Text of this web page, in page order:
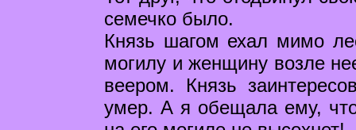
семечко было.
Князь шагом ехал мимо
могилу и женщину возле
веером. Князь
умер. А я обещала ему, что